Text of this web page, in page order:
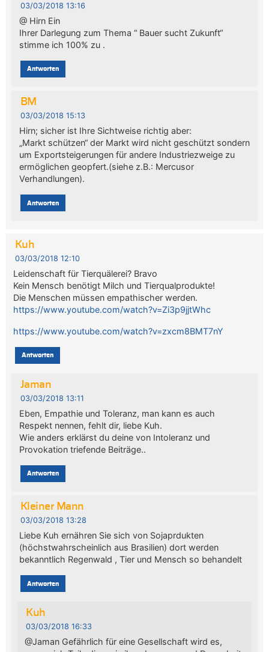
03/03/2018 13:16
@ Hirn Ein
Ihrer Darlegung zum Thema “ Bauer sucht Zukunft“
stimme ich 100% zu .
Antworten
BM
03/03/2018 15:13
Hirn; sicher ist Ihre Sichtweise richtig aber:
„Markt schützen“ der Markt wird nicht geschützt sondern
um Exportsteigerungen für andere Industriezweige zu
ermöglichen geopfert.(siehe z.B.: Mercusor
Verhandlungen).
Antworten
Kuh
03/03/2018 12:10
Leidenschaft für Tierquälerei? Bravo
Kein Mensch benötigt Milch und Tierqualprodukte!
Die Menschen müssen empathischer werden.
https://www.youtube.com/watch?v=Zi3p9jjtWhc
https://www.youtube.com/watch?v=zxcm8BMT7nY
Antworten
Jaman
03/03/2018 13:11
Eben, Empathie und Toleranz, man kann es auch
Respekt nennen, fehlt dir, liebe Kuh.
Wie anders erklärst du deine von Intoleranz und
Provokation triefende Beiträge..
Antworten
Kleiner Mann
03/03/2018 13:28
Liebe Kuh ernähren Sie sich von Sojaprdukten
(höchstwahrscheinlich aus Brasilien) dort werden
bekanntlich Regenwald , Tier und Mensch so behandelt
Antworten
Kuh
03/03/2018 16:33
@Jaman Gefährlich für eine Gesellschaft wird es,